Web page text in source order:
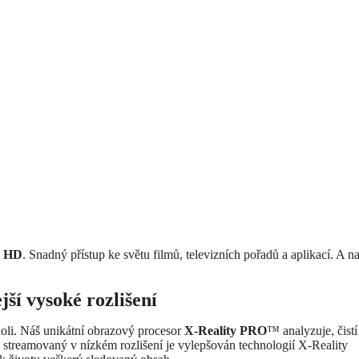
HD. Snadný přístup ke světu filmů, televizních pořadů a aplikací. A
vysoké rozlišení
Náš unikátní obrazový procesorX-Reality PRO™ analyzuje, čistí
v nízkém rozlišení je vylepšován technologií X-Reality